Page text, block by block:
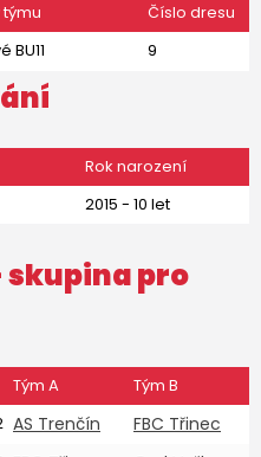
Číslo dresu
BU11 9
Rok narození
2015 - 10 let
skupina pro
Tým A
Tým B
AS Trenčín FBC Třinec